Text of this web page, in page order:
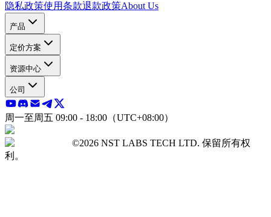
隐私政策使用条款退款政策About Us
产品
定价方案
资源中心
公司
周一至周五 09:00 - 18:00（UTC+08:00）
©2026 NST LABS TECH LTD. 保留所有权
利。